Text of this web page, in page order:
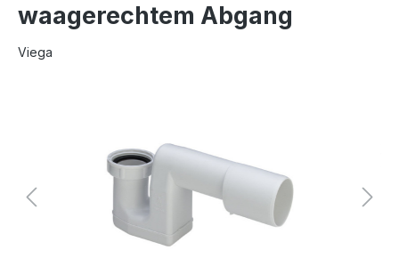
waagerechtem Abgang
Viega